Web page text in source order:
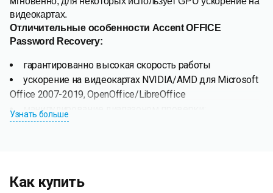
видеокартах.
Отличительные особенности Accent OFFICE
Password Recovery:
гарантированно высокая скорость работы
ускорение на видеокартах NVIDIA/AMD для Microsoft
Office 2007-2019, OpenOffice/LibreOffice
манипулирование диапазоном проверки:
позиционная маска и мутация словарей по заданным
защиты страниц/рабочей книги/структуры, записи
Узнать больше
Как купить